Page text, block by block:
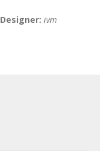
Designer: ivm